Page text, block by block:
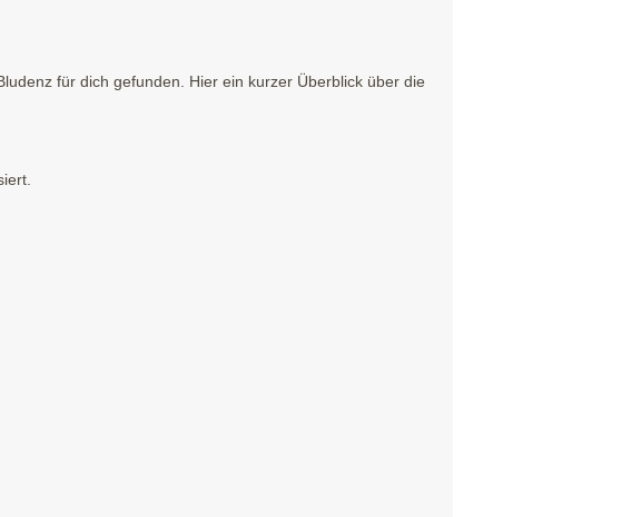
für dich gefunden. Hier ein kurzer Überblick über die